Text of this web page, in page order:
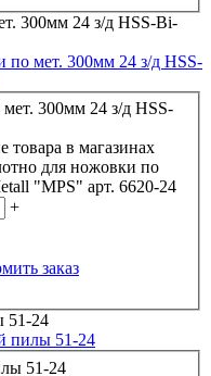
по мет. 300мм 24 з/д HSS-
товара в магазинах
для ножовки по
мет. 300мм 24 з/д HSS-Bi-Metall "MPS" арт. 6620-24
+
заказ
пилы 51-24